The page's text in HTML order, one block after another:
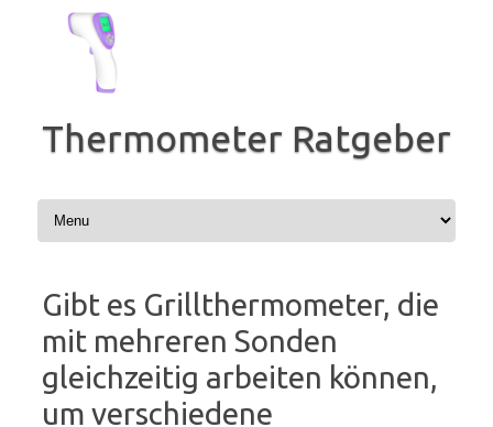
springen
Thermometer Ratgeber
Gibt es Grillthermometer, die
mit mehreren Sonden
gleichzeitig arbeiten können,
um verschiedene